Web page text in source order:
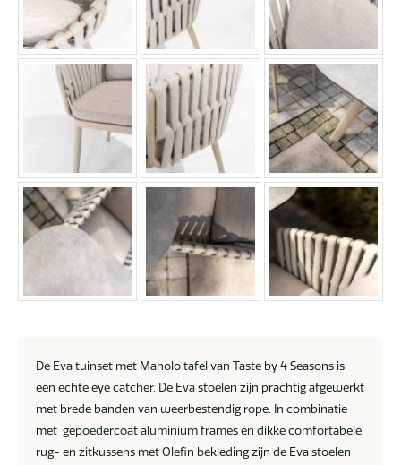
De Eva tuinset met Manolo tafel van Taste by 4 Seasons is
een echte eye catcher. De Eva stoelen zijn prachtig afgewerkt
met brede banden van weerbestendig rope. In combinatie
met gepoedercoat aluminium frames en dikke comfortabele
rug- en zitkussens met Olefin bekleding zijn de Eva stoelen